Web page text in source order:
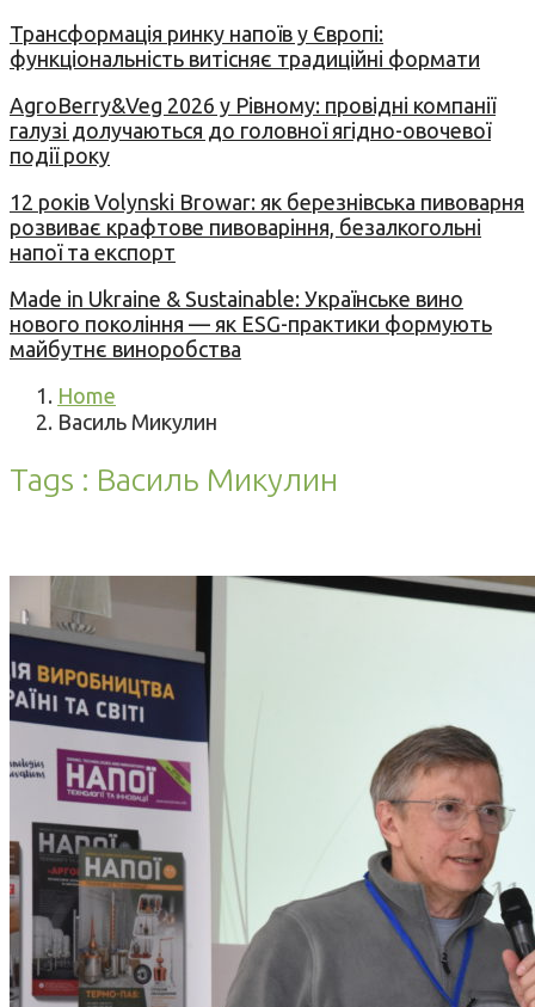
Трансформація ринку напоїв у Європі:
функціональність витісняє традиційні формати
AgroBerry&Veg 2026 у Рівному: провідні компанії
галузі долучаються до головної ягідно-овочевої
події року
12 років Volynski Browar: як березнівська пивоварня
розвиває крафтове пивоваріння, безалкогольні
напої та експорт
Made in Ukraine & Sustainable: Українське вино
нового покоління — як ESG-практики формують
майбутнє виноробства
Home
Василь Микулин
Tags : Василь Микулин